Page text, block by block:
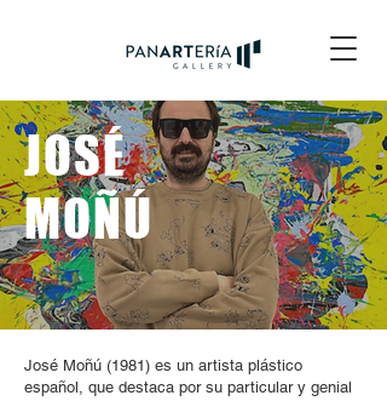
JOSÉ
MOÑÚ
José Moñú (1981) es un artista plástico
español, que destaca por su particular y genial